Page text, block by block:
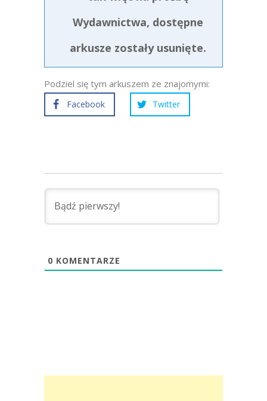
Wydawnictwa, dostępne
arkusze zostały usunięte.
Podziel się tym arkuszem ze znajomymi:
Facebook Twitter
0 KOMENTARZE